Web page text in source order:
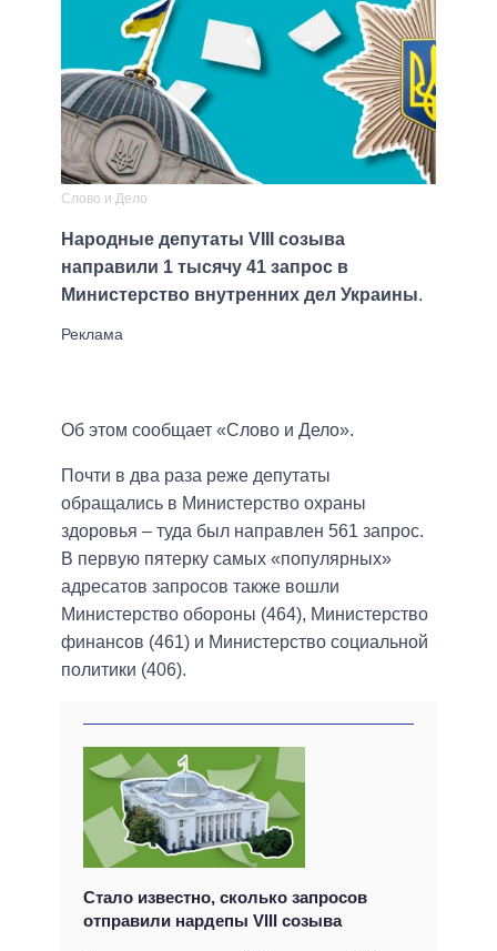
Слово и Дело
Народные депутаты VIII созыва
направили 1 тысячу 41 запрос в
Министерство внутренних дел Украины.
Об этом сообщает «Слово и Дело».
Почти в два раза реже депутаты
обращались в Министерство охраны
здоровья – туда был направлен 561 запрос.
В первую пятерку самых «популярных»
адресатов запросов также вошли
Министерство обороны (464), Министерство
финансов (461) и Министерство социальной
политики (406).
Стало известно, сколько запросов
отправили нардепы VIII созыва